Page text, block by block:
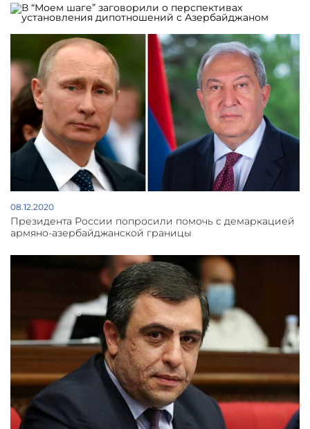
осознание и признание ответственности. В конечном
итоге необходимо попытаться начать диалог с
победившей стороной, как бы сложно это ни было.
Практически все страны, восстановившиеся после
крупномасштабных войны, прошли этот путь.
Установление двусторонних дипотношений может
изменить ожидаемые перспективы. Естественно, о
произошедшем забывать не следует, посему
дипломатия должна основываться на трезвой оценки
всех экономических, военных и морально-
психологических рисков. Максимально грамотное
выполнение вышеуказанных шагов приведет к тому,
что эффективные решения возникших проблем в
сфере обороны и безопасности станут основной
экономического развития и экономических реформ,
став движущей силой модернизации экономики.
Иными словами экономическая политика может
основываться на реконструкции армии и
формировании безопасности”, - заявил он.
08.12.2020
Президента России попросили помочь с демаркацией
армяно-азербайджанской границы